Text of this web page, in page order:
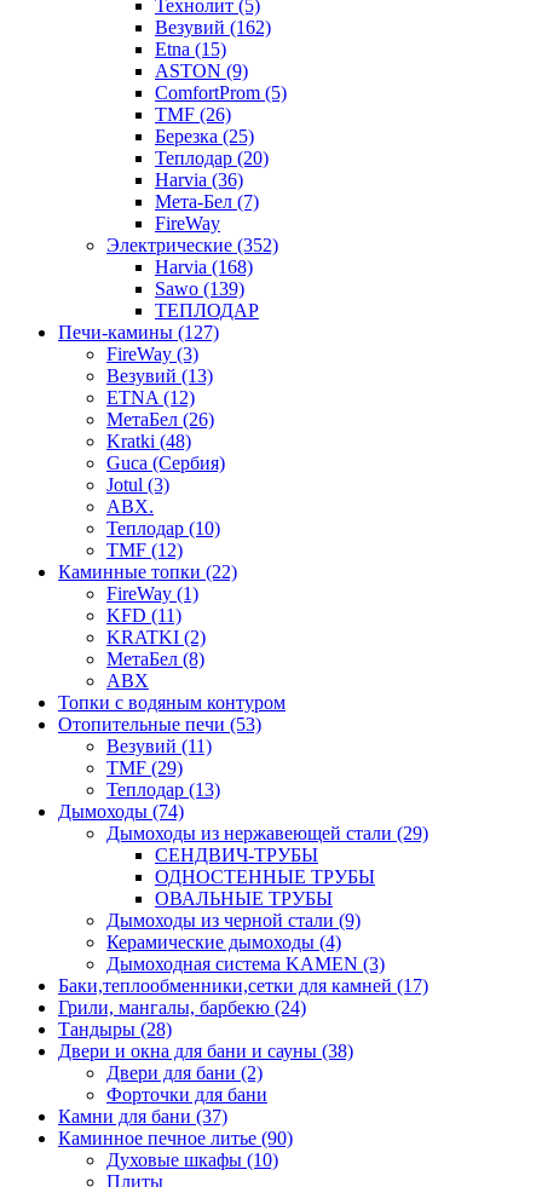
Технолит (5)
Везувий (162)
Etna (15)
ASTON (9)
ComfortProm (5)
TMF (26)
Березка (25)
Теплодар (20)
Harvia (36)
Мета-Бел (7)
FireWay
Электрические (352)
Harvia (168)
Sawo (139)
ТЕПЛОДАР
Печи-камины (127)
FireWay (3)
Везувий (13)
ETNA (12)
МетаБел (26)
Kratki (48)
Guca (Сербия)
Jotul (3)
ABX.
Теплодар (10)
TMF (12)
Каминные топки (22)
FireWay (1)
KFD (11)
KRATKI (2)
МетаБел (8)
ABX
Топки с водяным контуром
Отопительные печи (53)
Везувий (11)
TMF (29)
Теплодар (13)
Дымоходы (74)
Дымоходы из нержавеющей стали (29)
СЕНДВИЧ-ТРУБЫ
ОДНОСТЕННЫЕ ТРУБЫ
ОВАЛЬНЫЕ ТРУБЫ
Дымоходы из черной стали (9)
Керамические дымоходы (4)
Дымоходная система KAMEN (3)
Баки,теплообменники,сетки для камней (17)
Грили, мангалы, барбекю (24)
Тандыры (28)
Двери и окна для бани и сауны (38)
Двери для бани (2)
Форточки для бани
Камни для бани (37)
Каминное печное литье (90)
Духовые шкафы (10)
Плиты